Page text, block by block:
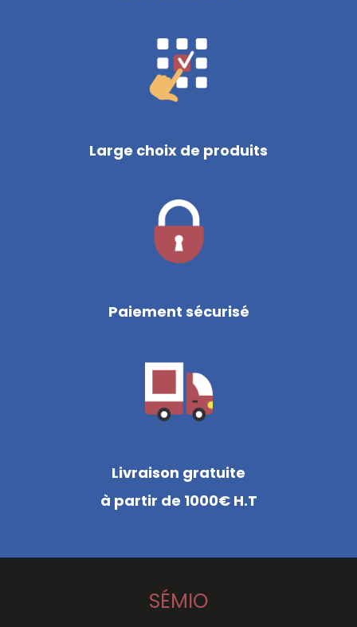
Large choix de produits
Paiement sécurisé
Livraison gratuite
à partir de 1000€ H.T
SÉMIO